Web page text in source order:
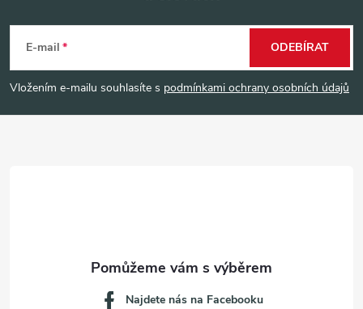
p
a
E-mail
Vložením e-mailu souhlasíte s podmínkami ochrany osobních údajů
ODEBÍRAT
Najdete nás na Facebooku